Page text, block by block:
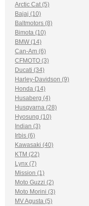
Arctic Cat (5)
Bajaj (10)
Baltmotors (8)
Bimota (10)
BMW (14)
Can-Am (6)
CFMOTO (3)
Ducati (34)
Harley-Davidson (9)
Honda (14)
Husaberg (4)
Husqvarna (28)
Hyosung (10)
Indian (3)
Irbis (6)
Kawasaki (40)
KTM (22)
Lynx (7)
Mission (1)
Moto Guzzi (2)
Moto Morini (3)
MV Agusta (5)